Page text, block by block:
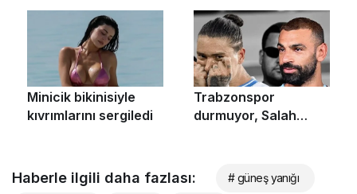
Haberle ilgili daha fazlası: # güneş yanığı